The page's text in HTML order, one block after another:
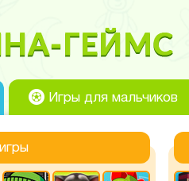
Игры для мальчиков